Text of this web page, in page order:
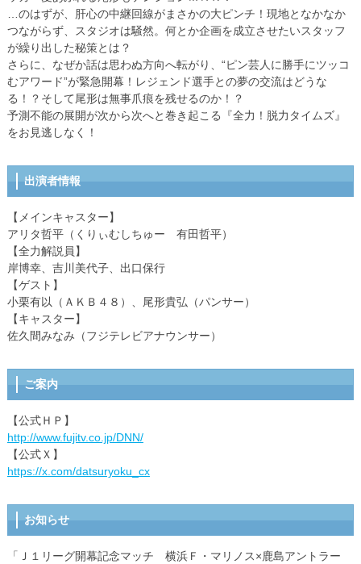
…のはずが、肝心の中継回線がまさかの大ピンチ！現地となかなか
つながらず、スタジオは騒然。何とか企画を成立させたいスタッフ
が繰り出した秘策とは？
さらに、なぜか話は思わぬ方向へ転がり、“ピン芸人に勝手にツッコ
むアワード”が緊急開幕！レジェンド選手との夢の交流はどうな
る！？そして尾形は無事爪痕を残せるのか！？
予測不能の展開が次から次へと巻き起こる『全力！脱力タイムズ』
をお見逃しなく！
出演者情報
【メインキャスター】
アリタ哲平（くりぃむしちゅー 有田哲平）
【全力解説員】
岸博幸、吉川美代子、出口保行
【ゲスト】
小栗有以（ＡＫＢ４８）、尾形貴弘（パンサー）
【キャスター】
佐久間みなみ（フジテレビアナウンサー）
ご案内
【公式ＨＰ】
http://www.fujitv.co.jp/DNN/
【公式Ｘ】
https://x.com/datsuryoku_cx
お知らせ
「Ｊ１リーグ開幕記念マッチ 横浜Ｆ・マリノス×鹿島アントラー